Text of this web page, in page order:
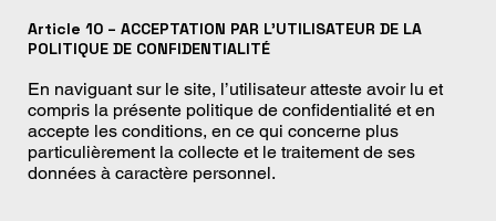
Article 10 – ACCEPTATION PAR L’UTILISATEUR DE LA
POLITIQUE DE CONFIDENTIALITÉ
En naviguant sur le site, l’utilisateur atteste avoir lu et
compris la présente politique de confidentialité et en
accepte les conditions, en ce qui concerne plus
particulièrement la collecte et le traitement de ses
données à caractère personnel.